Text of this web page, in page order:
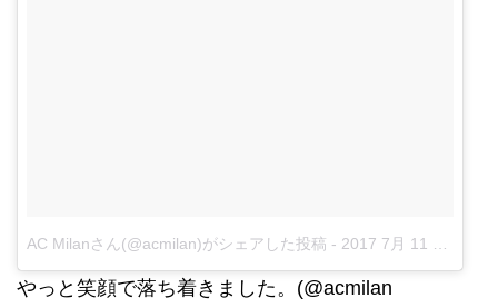
AC Milanさん(@acmilan)がシェアした投稿 - 2017 7月 11 9:49午前 PDT
やっと笑顔で落ち着きました。(@acmilan